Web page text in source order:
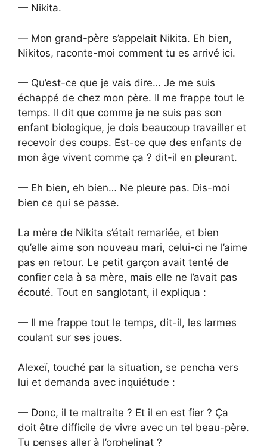
— Nikita.
— Mon grand-père s’appelait Nikita. Eh bien,
Nikitos, raconte-moi comment tu es arrivé ici.
— Qu’est-ce que je vais dire… Je me suis
échappé de chez mon père. Il me frappe tout le
temps. Il dit que comme je ne suis pas son
enfant biologique, je dois beaucoup travailler et
recevoir des coups. Est-ce que des enfants de
mon âge vivent comme ça ? dit-il en pleurant.
— Eh bien, eh bien… Ne pleure pas. Dis-moi
bien ce qui se passe.
La mère de Nikita s’était remariée, et bien
qu’elle aime son nouveau mari, celui-ci ne l’aime
pas en retour. Le petit garçon avait tenté de
confier cela à sa mère, mais elle ne l’avait pas
écouté. Tout en sanglotant, il expliqua :
— Il me frappe tout le temps, dit-il, les larmes
coulant sur ses joues.
Alexeï, touché par la situation, se pencha vers
lui et demanda avec inquiétude :
— Donc, il te maltraite ? Et il en est fier ? Ça
doit être difficile de vivre avec un tel beau-père.
Tu penses aller à l’orphelinat ?